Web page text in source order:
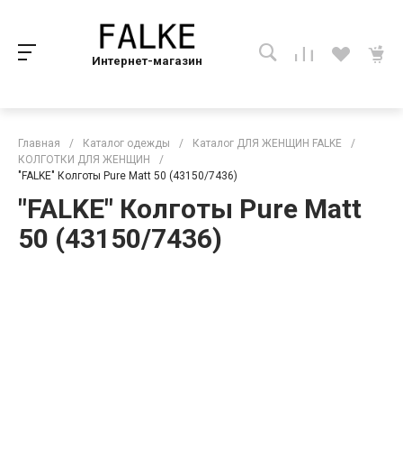
Интернет-магазин
Главная / Каталог одежды / Каталог ДЛЯ ЖЕНЩИН FALKE
/
КОЛГОТКИ ДЛЯ ЖЕНЩИН
/
"FALKE" Колготы Pure Matt 50 (43150/7436)
"FALKE" Колготы Pure Matt
50 (43150/7436)